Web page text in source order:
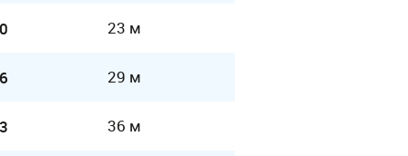
23 м
29 м
36 м